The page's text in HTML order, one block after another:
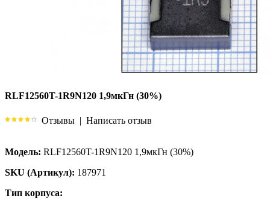
RLF12560T-1R9N120 1,9мкГн (30%)
Отзывы | Написать отзыв
Модель: RLF12560T-1R9N120 1,9мкГн (30%)
SKU (Артикул): 187971
Тип корпуса: